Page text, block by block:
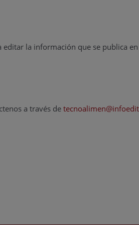
editar la información que se publica
a través de